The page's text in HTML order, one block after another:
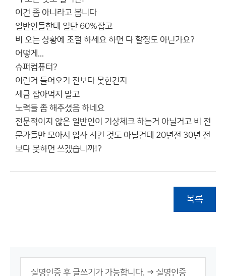
이건 좀 아니라고 봅니다
일반인들한테 일단 60%잡고
비 오는 상황에 조절 하세요 하면 다 할정도 아닌가요?
어떻게...
슈퍼컴퓨터?
이런거 들어오기 전보다 못한건지
세금 잡아먹지 말고
노력들 좀 해주셨음 하네요
전문적이지 않은 일반인이 기상체크 하는거 아닐거고 비 전
문가들만 모아서 입사 시킨 것도 아닐건데 20년전 30년 전
보다 못하면 쓰겠습니까!?
목록